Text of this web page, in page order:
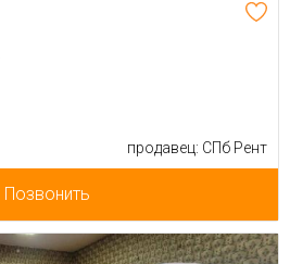
продавец: СПб Рент
Позвонить